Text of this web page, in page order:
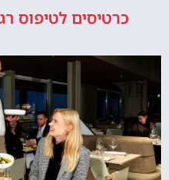
כרטיסים לטיפוס